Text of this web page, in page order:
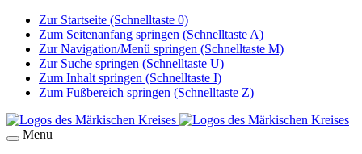
Zur Startseite (Schnelltaste 0)
Zum Seitenanfang springen (Schnelltaste A)
Zur Navigation/Menü springen (Schnelltaste M)
Zur Suche springen (Schnelltaste U)
Zum Inhalt springen (Schnelltaste I)
Zum Fußbereich springen (Schnelltaste Z)
Menu